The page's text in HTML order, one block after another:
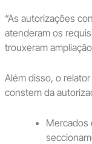
“As autorizações
atenderam os
trouxeram
Além disso, o
constem da
Mercados